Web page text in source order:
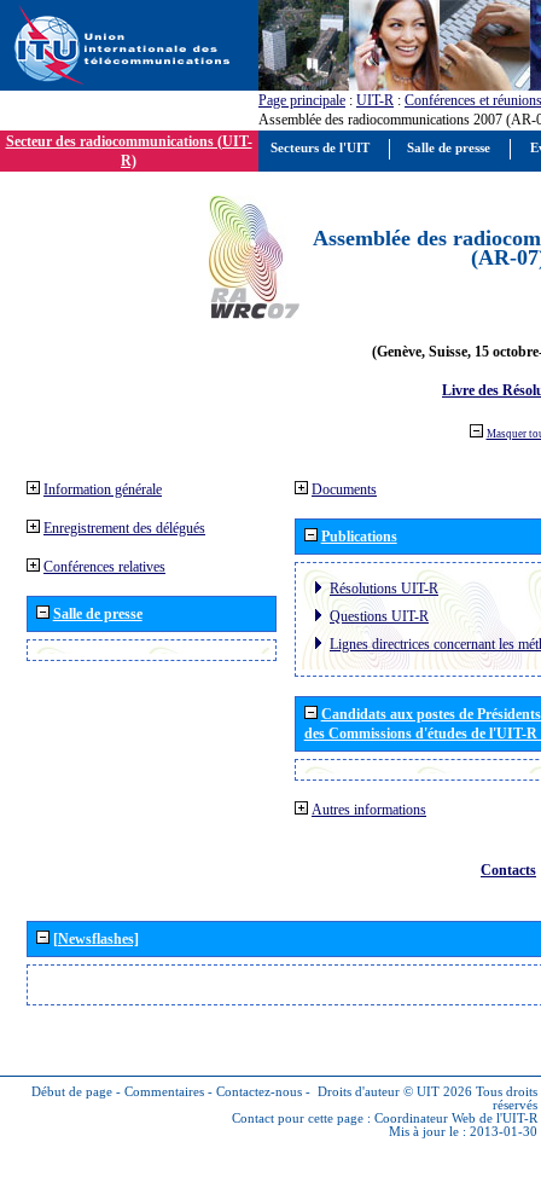
Page principale : UIT-R : Conférences et réunions
Assemblée des radiocommunications 2007 (AR-
Secteur des radiocommunications (UIT-
R)
Assemblée des
(AR-
(Genève, Suisse, 15
Livre des
Masquer
Information générale
Enregistrement des délégués
Conférences relatives
Salle de presse
Documents
Publications
Résolutions UIT-R
Questions UIT-R
Lignes directrices concernant les
Candidats aux postes de
des Commissions d'études de l'UIT-
Autres informations
Contacts
[Newsflashes]
Début de page - Commentaires - Contactez-nous - Droits d'auteur © UIT 2026 Tous droits
réservés
Contact pour cette page : Coordinateur Web de l'UIT-R
Mis à jour le : 2013-01-30
Secteurs de l'UIT Salle de presse